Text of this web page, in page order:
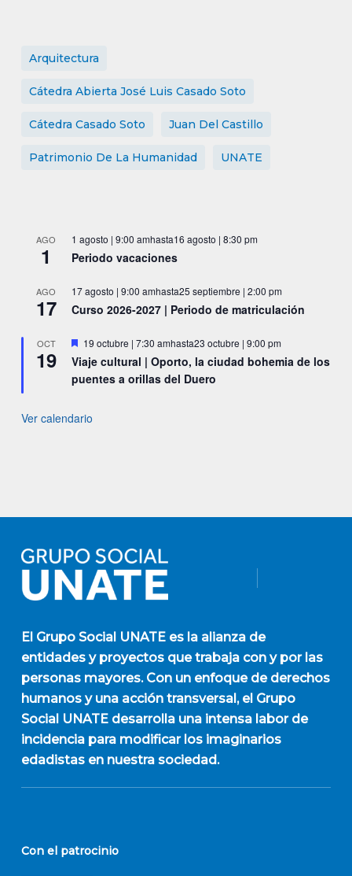
Arquitectura
Cátedra Abierta José Luis Casado Soto
Cátedra Casado Soto Juan Del Castillo
Patrimonio De La Humanidad UNATE
AGO
1
1 agosto | 9:00 amhasta16 agosto | 8:30 pm
Periodo vacaciones
AGO
17
17 agosto | 9:00 amhasta25 septiembre | 2:00 pm
Curso 2026-2027 | Periodo de matriculación
OCT
19
Destacado
19 octubre | 7:30 amhasta23 octubre | 9:00 pm
Viaje cultural | Oporto, la ciudad bohemia de los
puentes a orillas del Duero
Ver calendario
El Grupo Social UNATEes la alianza de
entidades y proyectos que trabaja con y por las
personas mayores. Con un enfoque de derechos
humanos y una acción transversal, el Grupo
Social UNATE desarrolla una intensa labor de
incidencia para modificar los imaginarios
edadistas en nuestra sociedad.
Con el patrocinio